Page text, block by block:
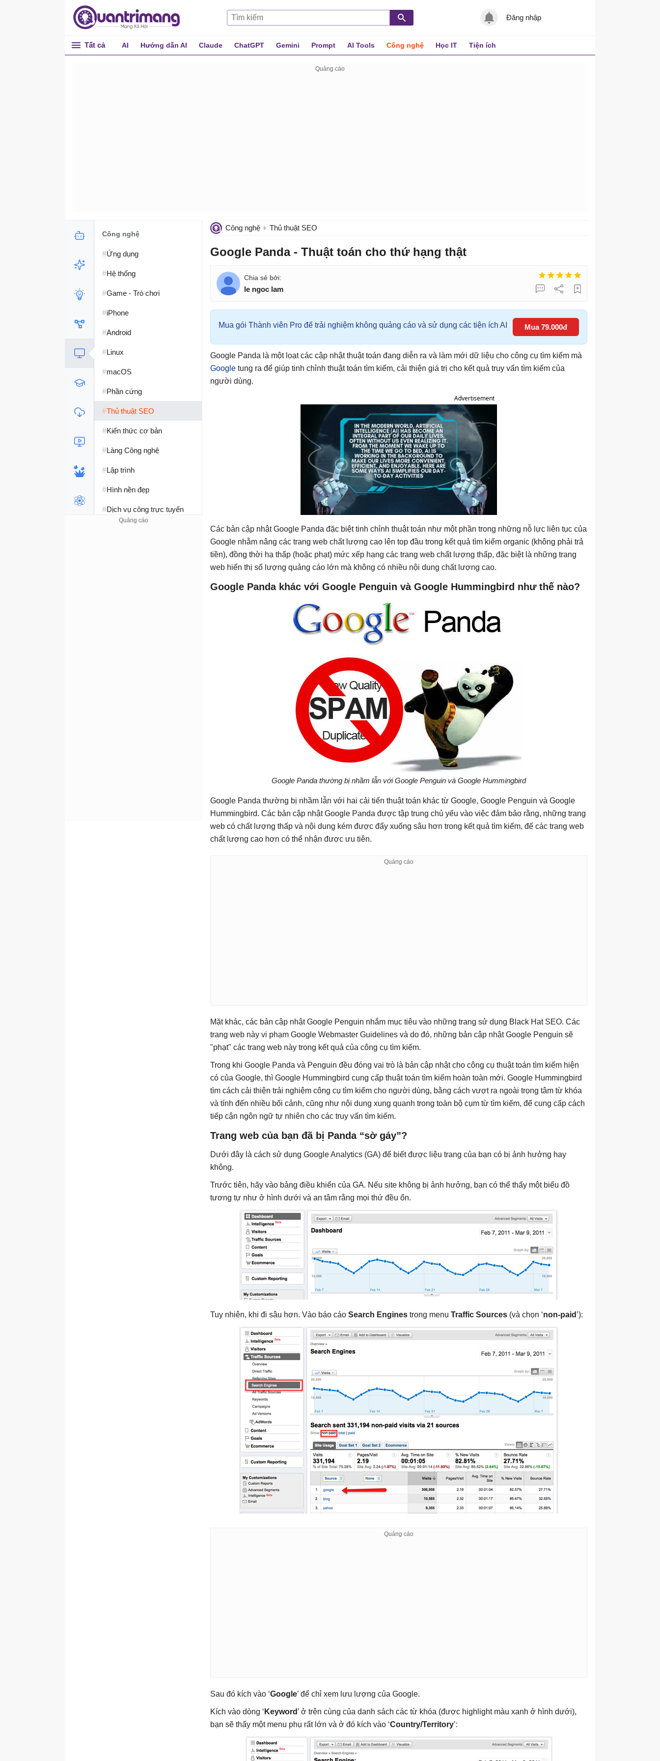
Đăng nhập
Tất cả AI Hướng dẫn AI Claude ChatGPT Gemini Prompt AI Tools Công nghệ Học IT Tiện ích
Công nghệ Thủ thuật SEO
Google Panda - Thuật toán cho thứ hạng thật
le ngoc lam
Mua gói Thành viên Pro để trải nghiệm không quảng cáo và sử dụng các tiện ích AI Mua 79.000đ
Google Panda là một loạt các cập nhật thuật toán đang diễn ra và làm mới dữ liệu cho công cụ tìm kiếm mà
Google tung ra để giúp tinh chỉnh thuật toán tìm kiếm, cải thiện giá trị cho kết quả truy vấn tìm kiếm của
người dùng.
Advertisement
Các bản cập nhật Google Panda đặc biệt tinh chỉnh thuật toán như một phần trong những nỗ lực liên tục của
Google nhằm nâng các trang web chất lượng cao lên top đầu trong kết quả tìm kiếm organic (không phải trả
tiền), đồng thời hạ thấp (hoặc phạt) mức xếp hạng các trang web chất lượng thấp, đặc biệt là những trang
web hiển thị số lượng quảng cáo lớn mà không có nhiều nội dung chất lượng cao.
Google Panda khác với Google Penguin và Google Hummingbird như thế nào?
Google Panda thường bị nhầm lẫn với Google Penguin và Google Hummingbird
Google Panda thường bị nhầm lẫn với hai cải tiến thuật toán khác từ Google, Google Penguin và Google
Hummingbird. Các bản cập nhật Google Panda được tập trung chủ yếu vào việc đảm bảo rằng, những trang
web có chất lượng thấp và nội dung kém được đẩy xuống sâu hơn trong kết quả tìm kiếm, để các trang web
chất lượng cao hơn có thể nhận được ưu tiên.
Mặt khác, các bản cập nhật Google Penguin nhắm mục tiêu vào những trang sử dụng Black Hat SEO. Các
trang web này vi phạm Google Webmaster Guidelines và do đó, những bản cập nhật Google Penguin sẽ
"phạt" các trang web này trong kết quả của công cụ tìm kiếm.
Trong khi Google Panda và Penguin đều đóng vai trò là bản cập nhật cho công cụ thuật toán tìm kiếm hiện
có của Google, thì Google Hummingbird cung cấp thuật toán tìm kiếm hoàn toàn mới. Google Hummingbird
tìm cách cải thiện trải nghiệm công cụ tìm kiếm cho người dùng, bằng cách vượt ra ngoài trọng tâm từ khóa
và tính đến nhiều bối cảnh, cũng như nội dung xung quanh trong toàn bộ cụm từ tìm kiếm, để cung cấp cách
tiếp cận ngôn ngữ tự nhiên cho các truy vấn tìm kiếm.
Trang web của bạn đã bị Panda “sờ gáy”?
Dưới đây là cách sử dụng Google Analytics (GA) để biết được liệu trang của bạn có bị ảnh hưởng hay
không.
Trước tiên, hãy vào bảng điều khiển của GA. Nếu site không bị ảnh hưởng, bạn có thể thấy một biểu đồ
tương tự như ở hình dưới và an tâm rằng mọi thứ đều ổn.
Tuy nhiên, khi đi sâu hơn. Vào báo cáo Search Engines trong menu Traffic Sources (và chọn ‘non-paid ’):
Sau đó kích vào ‘Google’ để chỉ xem lưu lượng của Google.
Kích vào dòng ‘ Keyword ’ ở trên cùng của danh sách các từ khóa (được highlight màu xanh ở hình dưới),
bạn sẽ thấy một menu phụ rất lớn và ở đó kích vào ‘Country/Territory’:
Công nghệ
#Ứng dụng
#Hệ thống
#Game - Trò chơi
#iPhone
#Android
#Linux
#macOS
#Phần cứng
#Thủ thuật SEO
#Kiến thức cơ bản
#Làng Công nghệ
#Lập trình
#Hình nền đẹp
#Dịch vụ công trực tuyến